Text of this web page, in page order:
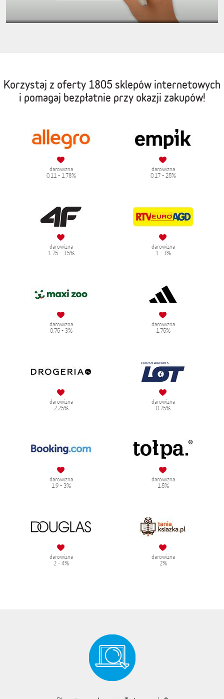
Korzystaj z oferty 1805 sklepów internetowych
i pomagaj bezpłatnie przy okazji zakupów!
darowizna
0.11 - 1.78%
darowizna
0.17 - 25%
darowizna
1.75 - 3.5%
darowizna
1 - 3%
darowizna
0.75 - 3%
darowizna
1.75%
darowizna
2.25%
darowizna
0.75%
darowizna
1.9 - 3%
darowizna
1.5%
darowizna
2 - 4%
darowizna
2%